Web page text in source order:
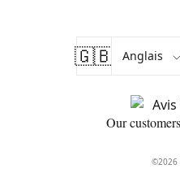
🇬🇧
Our
©2026